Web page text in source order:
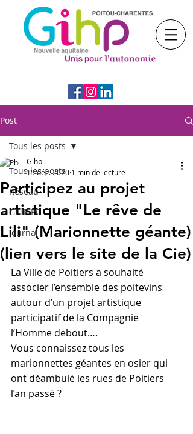
Post
Tous les posts
Réseau
GIHP PC
journal
Tous les posts
Participez au projet
artistique "Le rêve de
Lili" (Marionnette géante)
(lien vers le site de la Cie)
Gihp
15 déc. 2020 1 min de lecture
La Ville de Poitiers a souhaité
associer l’ensemble des poitevins
autour d’un projet artistique
participatif de la Compagnie
l’Homme debout….
Vous connaissez tous les
marionnettes géantes en osier qui
ont déambulé les rues de Poitiers
l’an passé ?